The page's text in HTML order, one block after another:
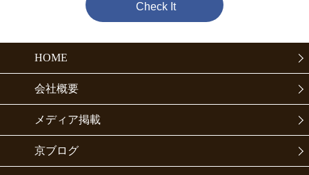
Check It
HOME
会社概要
メディア掲載
京ブログ